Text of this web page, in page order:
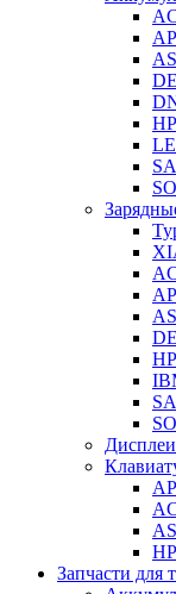
Запчасти для